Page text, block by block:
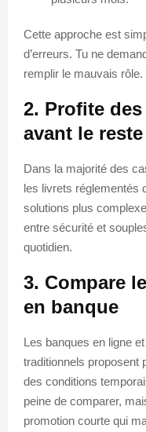
Cette approche est
d’erreurs. Tu ne
remplir le mauvais rôle.
2. Profite
avant le reste
Dans la majorité des
les livrets réglementés
solutions plus
entre sécurité et
quotidien.
3. Compare
en banque
Les banques en ligne
traditionnels proposent
des conditions
peine de comparer,
promotion courte qui